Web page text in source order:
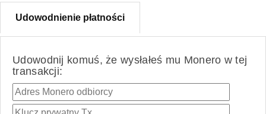
Udowodnienie płatności
Udowodnij komuś, że wysłałeś mu Monero w tej
transakcji: